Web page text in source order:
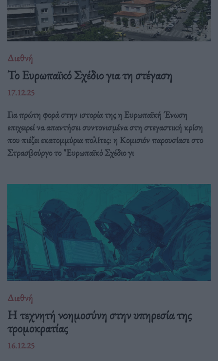
Διεθνή
Το Ευρωπαϊκό Σχέδιο για τη στέγαση
17.12.25
Για πρώτη φορά στην ιστορία της η Ευρωπαϊκή Ένωση
επιχειρεί να απαντήσει συντονισμένα στη στεγαστική κρίση
που πιέζει εκατομμύρια πολίτες: η Κομισιόν παρουσίασε στο
Στρασβούργο το "Ευρωπαϊκό Σχέδιο γι
Διεθνή
Η τεχνητή νοημοσύνη στην υπηρεσία της
τρομοκρατίας
16.12.25